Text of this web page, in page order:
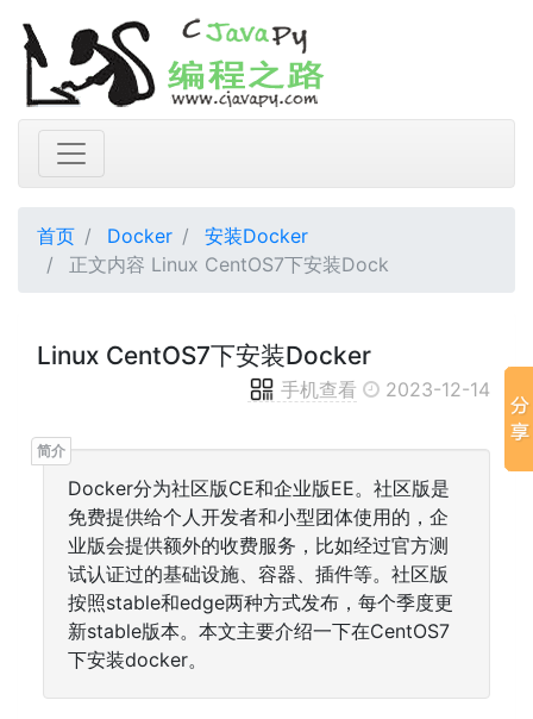
首页 Docker
安装Docker
正文内容 Linux CentOS7下安装Dock
Linux CentOS7下安装Docker
手机查看 2023-12-14
Docker分为社区版CE和企业版EE。社区版是
免费提供给个人开发者和小型团体使用的，企
业版会提供额外的收费服务，比如经过官方测
试认证过的基础设施、容器、插件等。社区版
按照stable和edge两种方式发布，每个季度更
新stable版本。本文主要介绍一下在CentOS7
下安装docker。